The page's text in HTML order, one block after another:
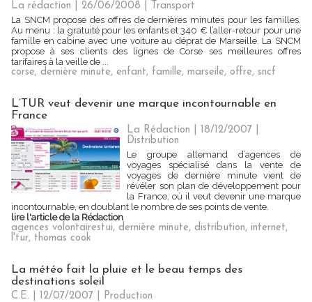
La rédaction | 26/06/2008
Transport
La SNCM propose des offres de dernières minutes pour les familles.
Au menu : la gratuité pour les enfants et 340 € l’aller-retour pour une
famille en cabine avec une voiture au déprat de Marseille. La SNCM
propose à ses clients des lignes de Corse ses meilleures offres
tarifaires à la veille de ...
corse, dernière minute, enfant, famille, marseile, offre, sncf
L’TUR veut devenir une marque incontournable en
France
La Rédaction | 18/12/2007
Distribution
Le groupe allemand d’agences de
voyages spécialisé dans la vente de
voyages de dernière minute vient de
révéler son plan de développement pour
la France, où il veut devenir une marque
incontournable, en doublant le nombre de ses points de vente.
lire l'article de la Rédaction
agences volontairestui, dernière minute, distribution, internet,
l'tur, thomas cook
La météo fait la pluie et le beau temps des
destinations soleil
C.E. | 12/07/2007
Production